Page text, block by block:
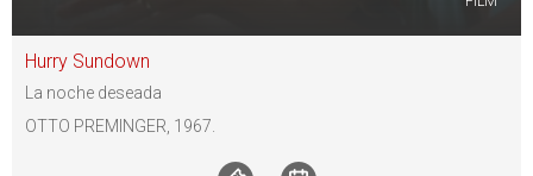
Hurry Sundown
La noche deseada
OTTO PREMINGER, 1967.